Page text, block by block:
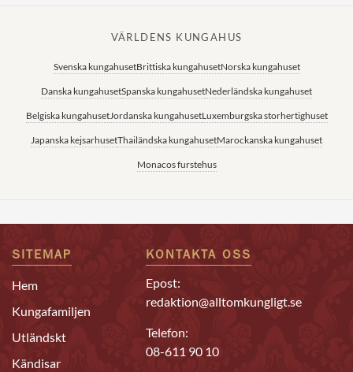
VÄRLDENS KUNGAHUS
Svenska kungahusetBrittiska kungahusetNorska kungahuset
Danska kungahusetSpanska kungahusetNederländska kungahuset
Belgiska kungahusetJordanska kungahusetLuxemburgska storhertighuset
Japanska kejsarhusetThailändska kungahusetMarockanska kungahuset
Monacos furstehus
SITEMAP
Hem
Kungafamiljen
Utländskt
Kändisar
KONTAKTA OSS
Epost:
redaktion@alltomkungligt.se
Telefon:
08-611 90 10